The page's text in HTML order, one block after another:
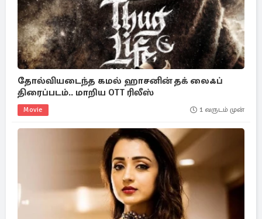
தோல்வியடைந்த கமல் ஹாசனின் தக் லைஃப்
திரைப்படம்.. மாறிய OTT ரிலீஸ்
Movie 1 வருடம் முன்